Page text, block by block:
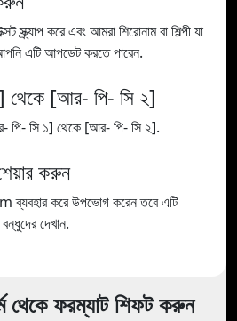
স্ক্র্যাপ করে এবং আমরা শিরোনাম বা শিল্পী যা
এটি আপডেট করতে পারেন.
থেকে [আর- পি- সি ২]
পি- সি ১] থেকে [আর- পি- সি ২].
করুন
করে উপভোগ করেন তবে এটি
দেখান.
থেকে ফরম্যাট শিফট করুন